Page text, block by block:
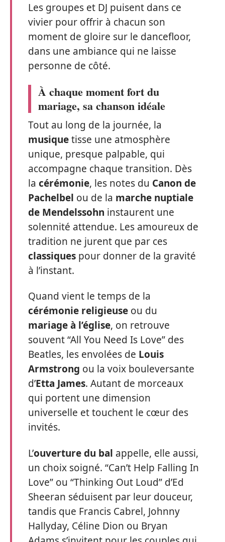
Les groupes et DJ puisent dans ce
vivier pour offrir à chacun son
moment de gloire sur le dancefloor,
dans une ambiance qui ne laisse
personne de côté.
À chaque moment fort du
mariage, sa chanson idéale
Tout au long de la journée, la
musiquetisse une atmosphère
unique, presque palpable, qui
accompagne chaque transition. Dès
la cérémonie, les notes du Canon de
Pachelbel ou de la marche nuptiale
de Mendelssohn instaurent une
solennité attendue. Les amoureux de
tradition ne jurent que par ces
classiques pour donner de la gravité
à l’instant.
Quand vient le temps de la
cérémonie religieuse ou du
mariage à l’église, on retrouve
souvent “All You Need Is Love” des
Beatles, les envolées de Louis
Armstrong ou la voix bouleversante
d’Etta James. Autant de morceaux
qui portent une dimension
universelle et touchent le cœur des
invités.
L’ouverture du bal appelle, elle aussi,
un choix soigné. “Can’t Help Falling In
Love” ou “Thinking Out Loud” d’Ed
Sheeran séduisent par leur douceur,
tandis que Francis Cabrel, Johnny
Hallyday, Céline Dion ou Bryan